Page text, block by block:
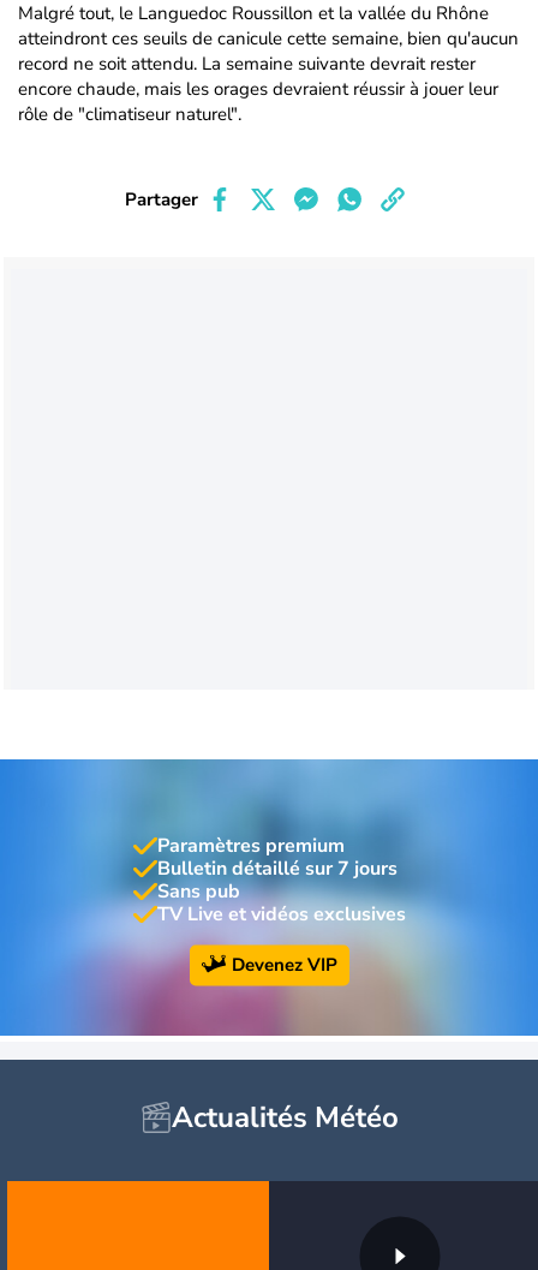
Malgré tout, le Languedoc Roussillon et la vallée du Rhône
atteindront ces seuils de canicule cette semaine, bien qu'aucun
record ne soit attendu. La semaine suivante devrait rester
encore chaude, mais les orages devraient réussir à jouer leur
rôle de "climatiseur naturel".
Partager
Paramètres premium
Bulletin détaillé sur 7 jours
Sans pub
TV Live et vidéos exclusives
Devenez VIP
Actualités Météo